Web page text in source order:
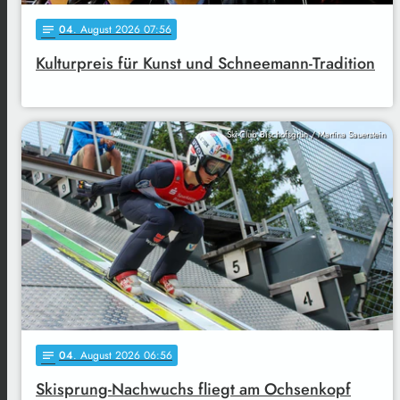
notes 04. August 2026 07:56
Kulturpreis für Kunst und Schneemann-Tradition
Ski-Club Bischofsgrün / Martina Sauerstein
notes 04. August 2026 06:56
Skisprung-Nachwuchs fliegt am Ochsenkopf